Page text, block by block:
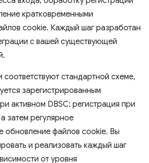
кратковременными
cookie. Каждый шаг разработан
с вашей существующей
стандартной схеме,
зарегистрированным
активном DBSC: регистрация при
затем регулярное
обновление файлов cookie. Вы
и реализовать каждый шаг
от уровня